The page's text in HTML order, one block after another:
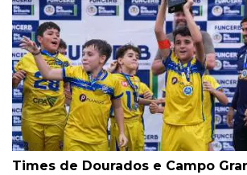
Times de Dourados e Campo